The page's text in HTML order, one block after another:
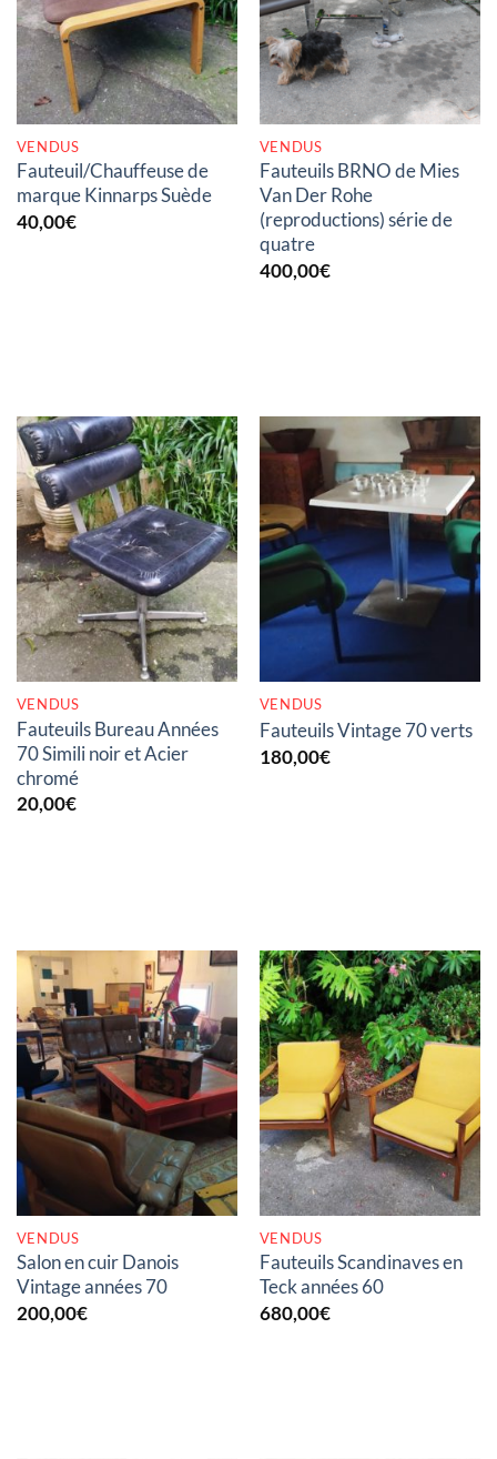
VENDUS
Fauteuil/Chauffeuse de
marque Kinnarps Suède
40,00€
VENDUS
Fauteuils BRNO de Mies
Van Der Rohe
(reproductions) série de
quatre
400,00€
RUPTURE DE STOCK
VENDUS
Fauteuils Bureau Années
70 Simili noir et Acier
chromé
20,00€
RUPTURE DE STOCK
VENDUS
Fauteuils Vintage 70 verts
180,00€
RUPTURE DE STOCK
VENDUS
Salon en cuir Danois
Vintage années 70
200,00€
RUPTURE DE STOCK
VENDUS
Fauteuils Scandinaves en
Teck années 60
680,00€